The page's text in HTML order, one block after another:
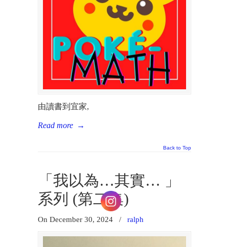
由讀書到宜家,
Read more →
Back to Top
「我以為…其實… 」
系列 (第二集)
On December 30, 2024 / ralph